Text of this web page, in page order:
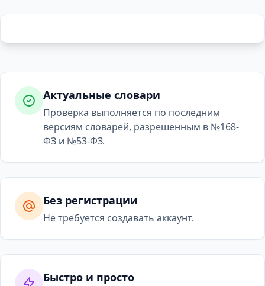
Актуальные словари
Проверка выполняется по последним
версиям словарей, разрешенным в №168-
ФЗ и №53-ФЗ.
Без регистрации
Не требуется создавать аккаунт.
Быстро и просто